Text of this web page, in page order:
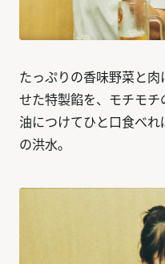
たっぷりの香味野菜と
せた特製餡を、モチモ
油につけてひと口食べ
の洪水。